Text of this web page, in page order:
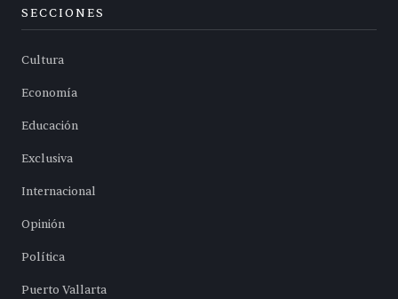
SECCIONES
Cultura
Economía
Educación
Exclusiva
Internacional
Opinión
Política
Puerto Vallarta